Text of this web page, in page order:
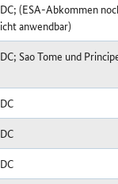
(ESA-Abkommen
anwendbar)
Sao Tome und